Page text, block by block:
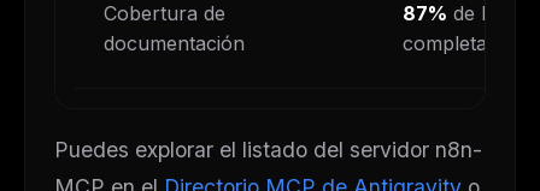
Cobertura de
documentación
87% de los
completa
Puedes explorar el listado del servidor n8n-